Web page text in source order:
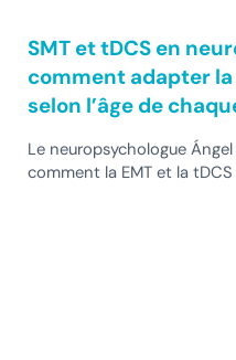
SMT et tDCS en
comment adapter
selon l’âge de
Le neuropsychologue
comment la EMT et la